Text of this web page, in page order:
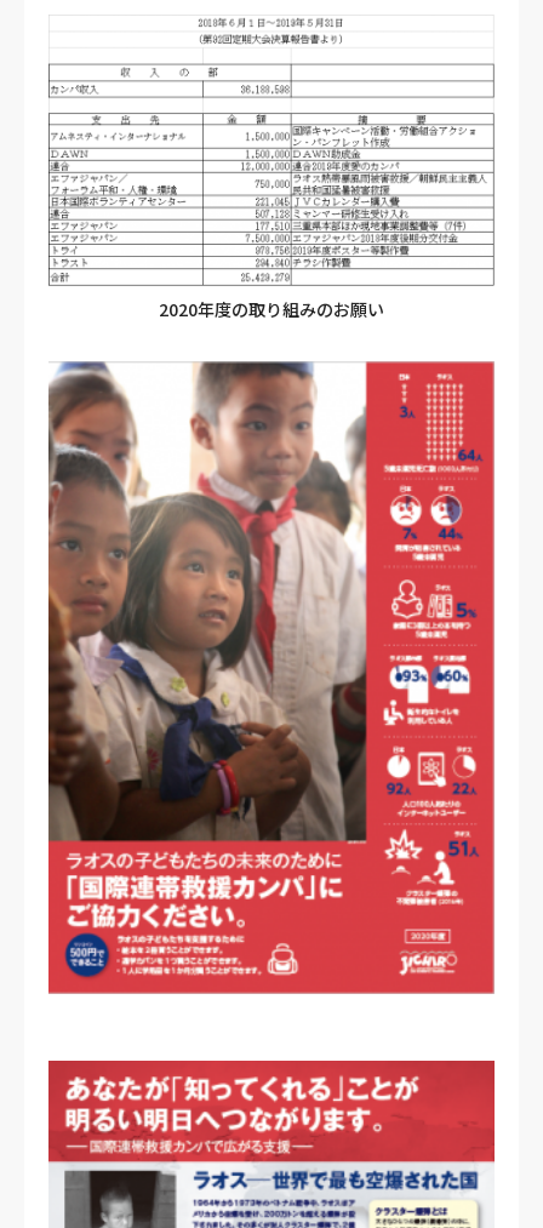
2020年度の取り組みのお願い